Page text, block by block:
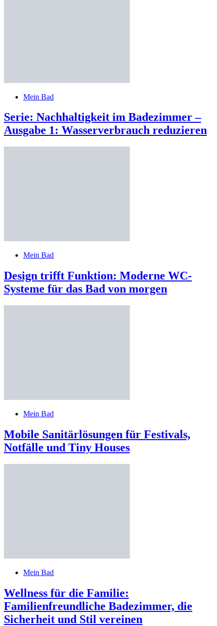
Mein Bad
Serie: Nachhaltigkeit im Badezimmer –
Ausgabe 1: Wasserverbrauch reduzieren
Mein Bad
Design trifft Funktion: Moderne WC-
Systeme für das Bad von morgen
Mein Bad
Mobile Sanitärlösungen für Festivals,
Notfälle und Tiny Houses
Mein Bad
Wellness für die Familie:
Familienfreundliche Badezimmer, die
Sicherheit und Stil vereinen